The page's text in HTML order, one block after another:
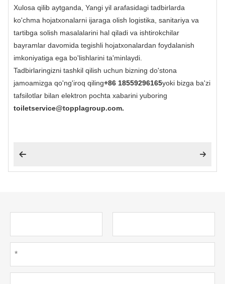
Xulosa qilib aytganda, Yangi yil arafasidagi tadbirlarda
ko'chma hojatxonalarni ijaraga olish logistika, sanitariya va
tartibga solish masalalarini hal qiladi va ishtirokchilar
bayramlar davomida tegishli hojatxonalardan foydalanish
imkoniyatiga ega bo'lishlarini ta'minlaydi.
Tadbirlaringizni tashkil qilish uchun bizning do'stona
jamoamizga qo'ng'iroq qiling+86 18559296165yoki bizga ba'zi
tafsilotlar bilan elektron pochta xabarini yuboring
toiletservice@topplagroup.com.
 